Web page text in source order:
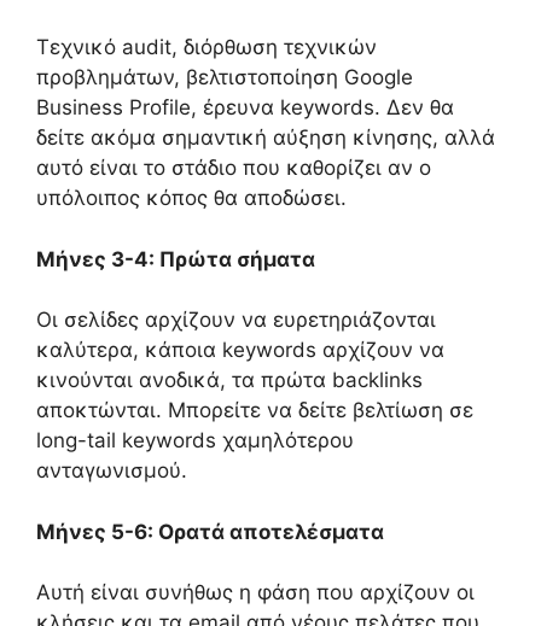
Τεχνικό audit, διόρθωση τεχνικών
προβλημάτων, βελτιστοποίηση Google
Business Profile, έρευνα keywords. Δεν θα
δείτε ακόμα σημαντική αύξηση κίνησης, αλλά
αυτό είναι το στάδιο που καθορίζει αν ο
υπόλοιπος κόπος θα αποδώσει.
Μήνες 3-4: Πρώτα σήματα
Οι σελίδες αρχίζουν να ευρετηριάζονται
καλύτερα, κάποια keywords αρχίζουν να
κινούνται ανοδικά, τα πρώτα backlinks
αποκτώνται. Μπορείτε να δείτε βελτίωση σε
long-tail keywords χαμηλότερου
ανταγωνισμού.
Μήνες 5-6: Ορατά αποτελέσματα
Αυτή είναι συνήθως η φάση που αρχίζουν οι